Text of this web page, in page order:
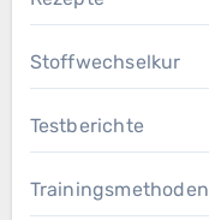
Stoffwechselkur
Testberichte
Trainingsmethoden